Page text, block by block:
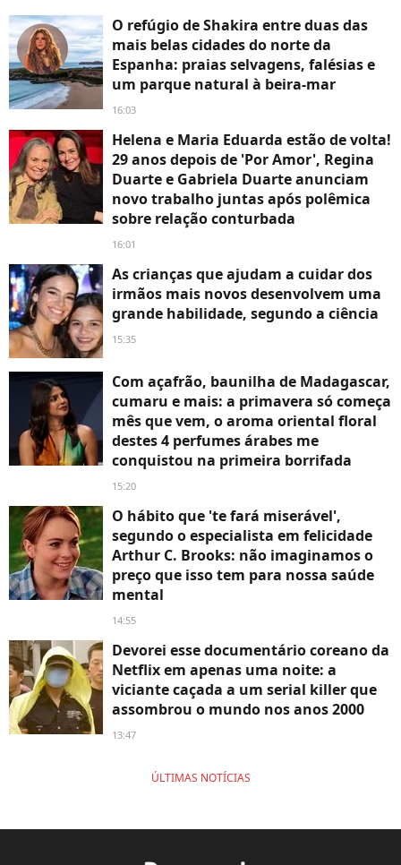
O refúgio de Shakira entre duas das
mais belas cidades do norte da
Espanha: praias selvagens, falésias e
um parque natural à beira-mar
16:03
Helena e Maria Eduarda estão de volta!
29 anos depois de 'Por Amor', Regina
Duarte e Gabriela Duarte anunciam
novo trabalho juntas após polêmica
sobre relação conturbada
16:01
As crianças que ajudam a cuidar dos
irmãos mais novos desenvolvem uma
grande habilidade, segundo a ciência
15:35
Com açafrão, baunilha de Madagascar,
cumaru e mais: a primavera só começa
mês que vem, o aroma oriental floral
destes 4 perfumes árabes me
conquistou na primeira borrifada
15:20
O hábito que 'te fará miserável',
segundo o especialista em felicidade
Arthur C. Brooks: não imaginamos o
preço que isso tem para nossa saúde
mental
14:55
Devorei esse documentário coreano da
Netflix em apenas uma noite: a
viciante caçada a um serial killer que
assombrou o mundo nos anos 2000
13:47
ÚLTIMAS NOTÍCIAS